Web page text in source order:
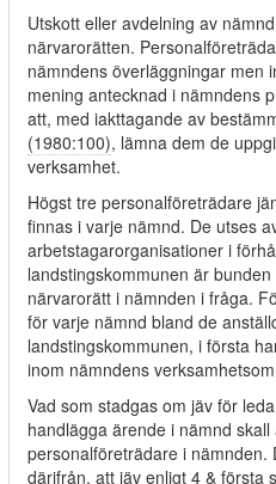
Utskott eller avdelning av
närvarorätten.
nämndens överläggningar men
mening antecknad i nämndens
att, med iakttagande av
(1980:100), lämna dem de
verksamhet.
Högst tre personalföreträdare
finnas i varje nämnd. De utses
arbetstagarorganisationer i
landstingskommunen är
närvarorätt i nämnden i fråga.
för varje nämnd bland de
landstingskommunen, i första
inom nämndens
Vad som stadgas om jäv för
handlägga ärende i nämnd
personalföreträdare i nämnden.
därifrån, att jäv enligt 4 & första